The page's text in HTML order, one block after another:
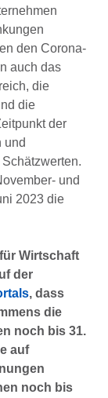
den Corona-
auch das
die
die
der
und
und
2023 die
Wirtschaft
der
, dass
die
noch bis 31.
auf
noch bis